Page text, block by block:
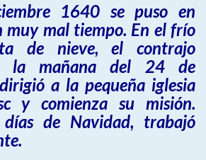
1640 se puso en
muy mal tiempo. En el frío
de nieve, el contrajo
la mañana del 24 de
a la pequeña iglesia
y comienza su misión.
de Navidad, trabajó